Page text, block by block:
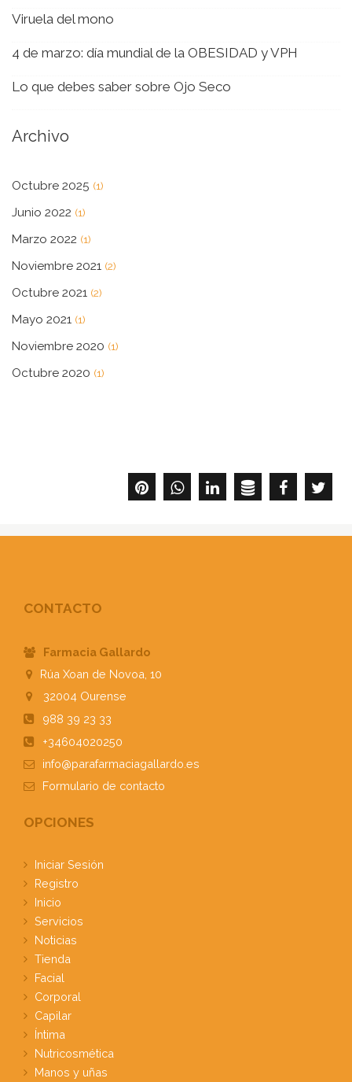
Viruela del mono
4 de marzo: día mundial de la OBESIDAD y VPH
Lo que debes saber sobre Ojo Seco
Archivo
Octubre 2025 (1)
Junio 2022 (1)
Marzo 2022 (1)
Noviembre 2021 (2)
Octubre 2021 (2)
Mayo 2021 (1)
Noviembre 2020 (1)
Octubre 2020 (1)
CONTACTO
Farmacia Gallardo
Rúa Xoan de Novoa, 10
32004 Ourense
988 39 23 33
+34604020250
info@parafarmaciagallardo.es
Formulario de contacto
OPCIONES
Iniciar Sesión
Registro
Inicio
Servicios
Noticias
Tienda
Facial
Corporal
Capilar
Íntima
Nutricosmética
Manos y uñas